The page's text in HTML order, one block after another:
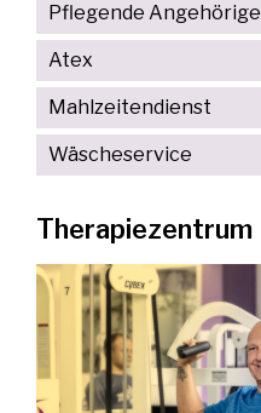
Pflegende Angehörige
Atex
Mahlzeitendienst
Wäscheservice
Therapiezentrum